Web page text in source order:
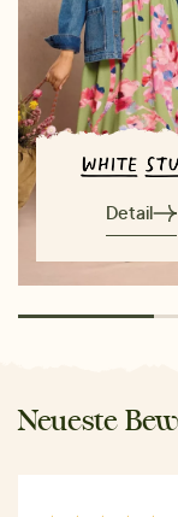
Detail
Neueste